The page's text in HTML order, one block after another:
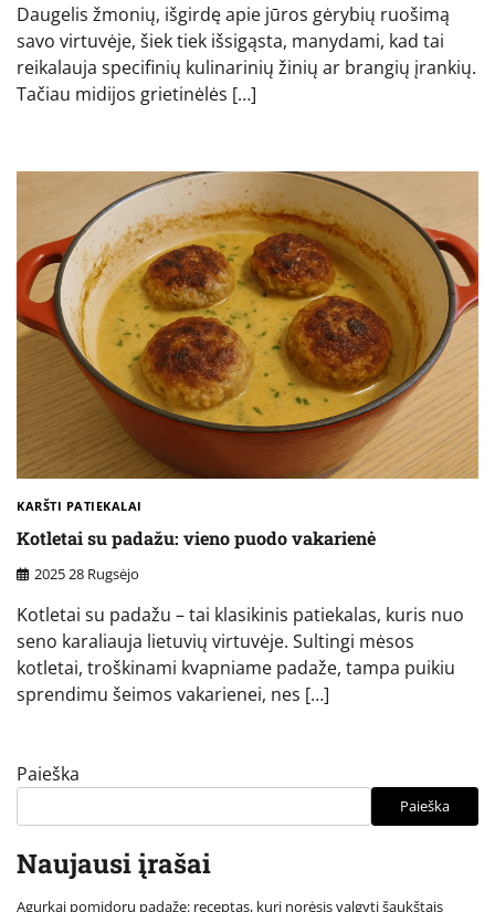
Daugelis žmonių, išgirdę apie jūros gėrybių ruošimą
savo virtuvėje, šiek tiek išsigąsta, manydami, kad tai
reikalauja specifinių kulinarinių žinių ar brangių įrankių.
Tačiau midijos grietinėlės […]
KARŠTI PATIEKALAI
Kotletai su padažu: vieno puodo vakarienė
2025 28 Rugsėjo
Kotletai su padažu – tai klasikinis patiekalas, kuris nuo
seno karaliauja lietuvių virtuvėje. Sultingi mėsos
kotletai, troškinami kvapniame padaže, tampa puikiu
sprendimu šeimos vakarienei, nes […]
Paieška
Paieška
Naujausi įrašai
Agurkai pomidorų padaže: receptas, kurį norėsis valgyti šaukštais